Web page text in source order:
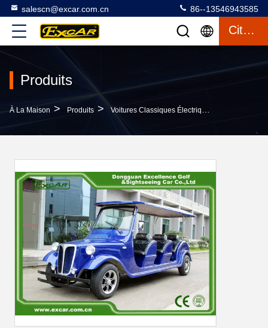
salescn@excar.com.cn 86--13546943585
Citation
Produits
À La Maison > Produits > Voitures Classiques Électriques